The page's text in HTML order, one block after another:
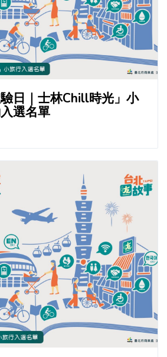
驗日｜士林Chill時光」小
選名單